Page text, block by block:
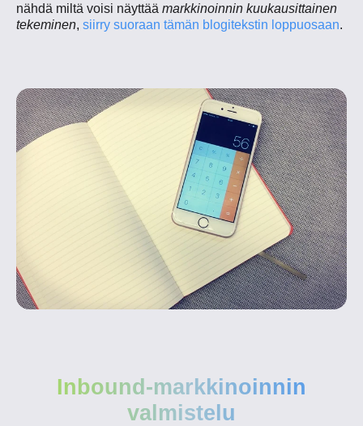
nähdä miltä voisi näyttää markkinoinnin kuukausittainen
tekeminen, siirry suoraan tämän blogitekstin loppuosaan.
Inbound-markkinoinnin
valmistelu